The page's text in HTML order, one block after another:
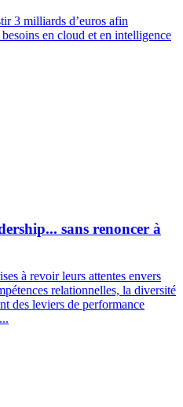
3 milliards d’euros afin
en cloud et en intelligence
sans renoncer à
à revoir leurs attentes envers
relationnelles, la diversité
des leviers de performance